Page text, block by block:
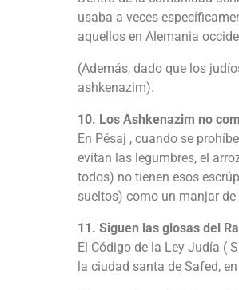
usaba a veces
aquellos en Alemania
(Además, dado que los
ashkenazim).
10. Los Ashkenazim no
En Pésaj , cuando se
evitan las legumbres, el
todos) no tienen esos
sueltos) como un manjar de
11. Siguen las glosas del
El Código de la Ley Judía (
la ciudad santa de Safed,